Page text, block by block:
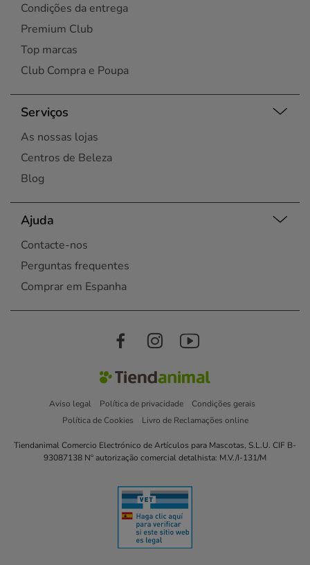
Condições da entrega
Premium Club
Top marcas
Club Compra e Poupa
Serviços
As nossas lojas
Centros de Beleza
Blog
Ajuda
Contacte-nos
Perguntas frequentes
Comprar em Espanha
Aviso legal Política de privacidade
Condições gerais
Política de Cookies
Livro de Reclamações online
Tiendanimal Comercio Electrónico de Artículos para Mascotas, S.L.U. CIF B-
93087138 Nº autorização comercial detalhista: M.V./I-131/M